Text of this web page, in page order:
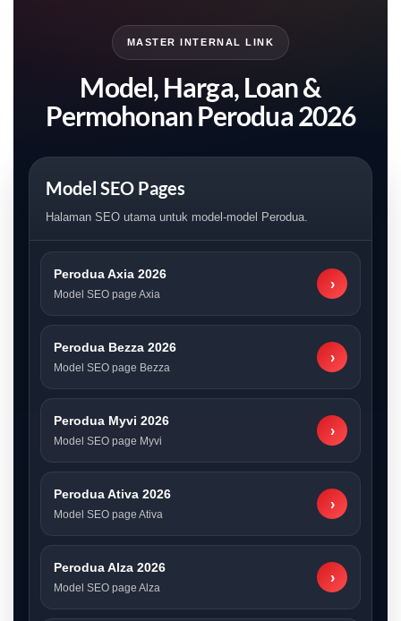
MASTER INTERNAL LINK
Model, Harga, Loan &
Permohonan Perodua 2026
Model SEO Pages
Halaman SEO utama untuk model-model Perodua.
Perodua Axia 2026
Model SEO page Axia
›
Perodua Bezza 2026
Model SEO page Bezza
›
Perodua Myvi 2026
Model SEO page Myvi
›
Perodua Ativa 2026
Model SEO page Ativa
›
Perodua Alza 2026
Model SEO page Alza
›